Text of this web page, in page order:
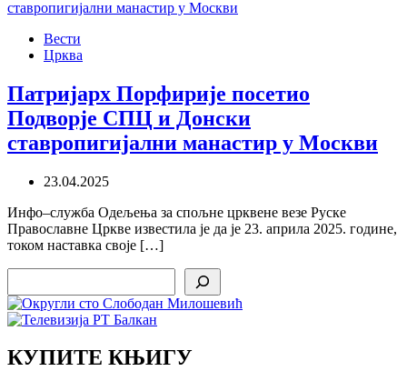
Вести
Црква
Патријарх Порфирије посетио
Подворје СПЦ и Донски
ставропигијални манастир у Москви
23.04.2025
Инфо–служба Одељења за спољне црквене везе Руске
Православне Цркве известила је да је 23. априла 2025. године,
током наставка своје […]
КУПИТЕ КЊИГУ